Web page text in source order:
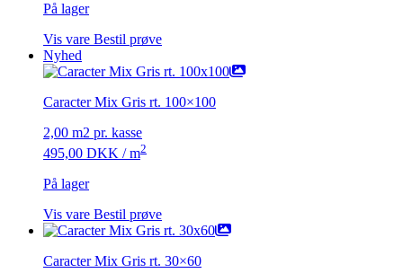
På lager
Vis vare Bestil prøve
Nyhed
Caracter Mix Gris rt. 100×100
2,00 m2 pr. kasse
495,00 DKK / m2
På lager
Vis vare Bestil prøve
Caracter Mix Gris rt. 30×60